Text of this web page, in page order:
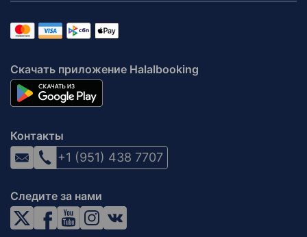
Скачать приложение Halalbooking
Контакты
+1 (951) 438 7707
Следите за нами